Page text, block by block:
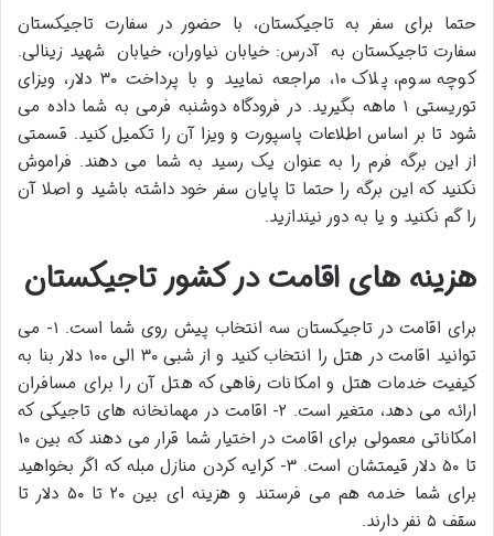
حتما برای سفر به تاجیکستان، با حضور در سفارت تاجیکستان
سفارت تاجیکستان به آدرس: خیابان نیاوران، خیابان شهید زینالی.
کوچه سوم، پلاک ۱۰، مراجعه نمایید و با پرداخت ۳۰ دلار، ویزای
توریستی ۱ ماهه بگیرید. در فرودگاه دوشنبه فرمی به شما داده می
شود تا بر اساس اطلاعات پاسپورت و ویزا آن را تکمیل کنید. قسمتی
از این برگه فرم را به عنوان یک رسید به شما می دهند. فراموش
نکنید که این برگه را حتما تا پایان سفر خود داشته باشید و اصلا آن
را گم نکنید و یا به دور نیندازید.
هزینه های اقامت در کشور تاجیکستان
برای اقامت در تاجیکستان سه انتخاب پیش روی شما است. ۱- می
توانید اقامت در هتل را انتخاب کنید و از شبی ۳۰ الی ۱۰۰ دلار بنا به
کیفیت خدمات هتل و امکانات رفاهی که هتل آن را برای مسافران
ارائه می دهد، متغیر است. ۲- اقامت در مهمانخانه های تاجیکی که
امکاناتی معمولی برای اقامت در اختیار شما قرار می دهند که بین ۱۰
تا ۵۰ دلار قیمتشان است. ۳- کرایه کردن منازل مبله که اگر بخواهید
برای شما خدمه هم می فرستند و هزینه ای بین ۲۰ تا ۵۰ دلار تا
سقف ۵ نفر دارند.